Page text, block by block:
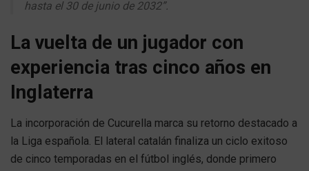
hasta el 30 de junio de 2032”.
La vuelta de un jugador con
experiencia tras cinco años en
Inglaterra
La incorporación de Cucurella marca su retorno destacado a
la Liga española. El lateral catalán finaliza un ciclo exitoso
de cinco temporadas en el fútbol inglés, donde primero